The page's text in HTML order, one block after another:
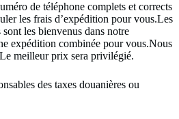
de téléphone complets et corrects
les frais d’expédition pour vous.Les
les bienvenus dans notre
expédition combinée pour vous.Nous
meilleur prix sera privilégié.
des taxes douanières ou